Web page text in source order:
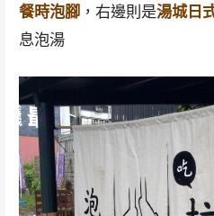
餐時泡腳，右邊則是湯城日
息泡湯